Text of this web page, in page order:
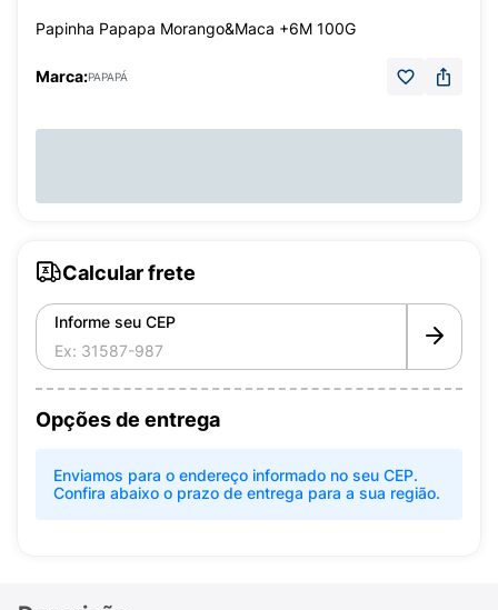
Papinha Papapa Morango&Maca +6M 100G
Marca:PAPAPÁ
Calcular frete
Informe seu CEP
Opções de entrega
Enviamos para o endereço informado no seu CEP.
Confira abaixo o prazo de entrega para a sua região.